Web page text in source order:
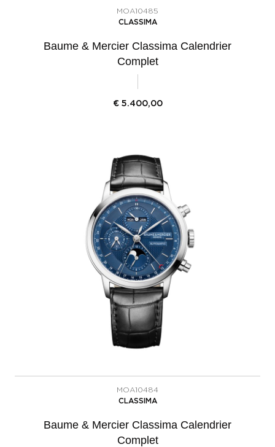
MOA10485
CLASSIMA
Baume & Mercier Classima Calendrier
Complet
€ 5.400,00
MOA10484
CLASSIMA
Baume & Mercier Classima Calendrier
Complet